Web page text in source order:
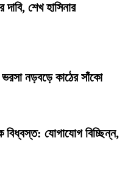
দাবি, শেখ হাসিনার
নড়বড়ে কাঠের সাঁকো
বিধ্বস্ত: যোগাযোগ বিচ্ছিন্ন,